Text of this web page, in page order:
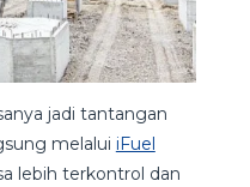
jadi tantangan
melalui iFuel
lebih terkontrol dan